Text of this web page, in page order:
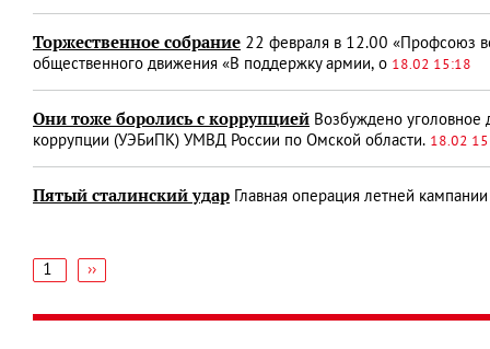
Торжественное собрание 22 февраля в 12.00 «Профсоюз
общественного движения «В поддержку армии, о 18.02 15:18
Они тоже боролись с коррупцией Возбуждено уголовное
коррупции (УЭБиПК) УМВД России по Омской области. 18.02
Пятый сталинский удар Главная операция летней
страниц
1
Следующая
››